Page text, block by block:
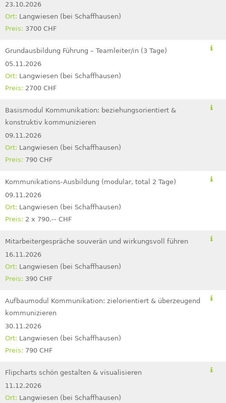
23.10.2026
Langwiesen (bei Schaffhausen)
3700 CHF
Grundausbildung Führung – Teamleiter/in (3 Tage)
05.11.2026
Langwiesen (bei Schaffhausen)
2700 CHF
Basismodul Kommunikation: beziehungsorientiert &
konstruktiv kommunizieren
09.11.2026
Langwiesen (bei Schaffhausen)
790 CHF
Kommunikations-Ausbildung (modular, total 2 Tage)
09.11.2026
Langwiesen (bei Schaffhausen)
2 x 790.-- CHF
Mitarbeitergespräche souverän und wirkungsvoll führen
16.11.2026
Langwiesen (bei Schaffhausen)
390 CHF
Aufbaumodul Kommunikation: zielorientiert & überzeugend
kommunizieren
30.11.2026
Langwiesen (bei Schaffhausen)
790 CHF
Flipcharts schön gestalten & visualisieren
11.12.2026
Langwiesen (bei Schaffhausen)